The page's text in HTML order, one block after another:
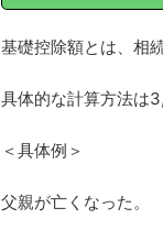
基礎控除額とは、相
具体的な計算方法は
＜具体例＞
父親が亡くなった。